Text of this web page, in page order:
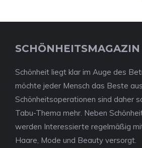
SCHÖNHEITSMAGAZIN
Schönheit liegt klar im Auge des
möchte jeder Mensch das Beste
Schönheitsoperationen sind daher
Tabu-Thema mehr. Neben
werden Interessierte regelmäßig
Haare, Mode und Beauty versorgt.